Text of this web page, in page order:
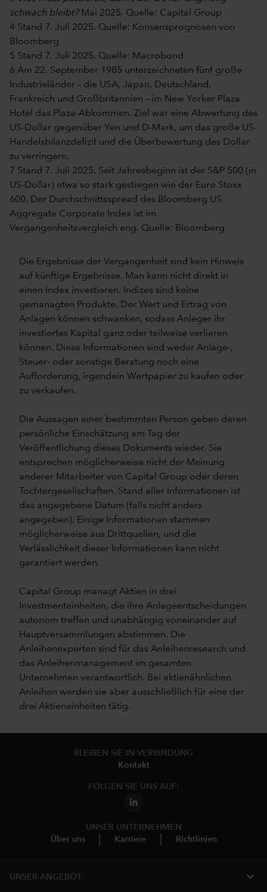
schwach bleibt?Mai 2025. Quelle: Capital Group
4 Stand 7. Juli 2025. Quelle: Konsensprognosen von
Bloomberg
5 Stand 7. Juli 2025. Quelle: Macrobond
6 Am 22. September 1985 unterzeichneten fünf große
Industrieländer – die USA, Japan, Deutschland,
Frankreich und Großbritannien – im New Yorker Plaza
Hotel das Plaza-Abkommen. Ziel war eine Abwertung des
US-Dollar gegenüber Yen und D-Mark, um das große US-
Handelsbilanzdefizit und die Überbewertung des Dollar
zu verringern.
7 Stand 7. Juli 2025. Seit Jahresbeginn ist der S&P 500 (in
US-Dollar) etwa so stark gestiegen wie der Euro Stoxx
600. Der Durchschnittsspread des Bloomberg US
Aggregate Corporate Index ist im
Vergangenheitsvergleich eng. Quelle: Bloomberg
Die Ergebnisse der Vergangenheit sind kein Hinweis
auf künftige Ergebnisse. Man kann nicht direkt in
einen Index investieren. Indizes sind keine
gemanagten Produkte. Der Wert und Ertrag von
Anlagen können schwanken, sodass Anleger ihr
investiertes Kapital ganz oder teilweise verlieren
können. Diese Informationen sind weder Anlage-,
Steuer- oder sonstige Beratung noch eine
Aufforderung, irgendein Wertpapier zu kaufen oder
zu verkaufen.
Die Aussagen einer bestimmten Person geben deren
persönliche Einschätzung am Tag der
Veröffentlichung dieses Dokuments wieder. Sie
entsprechen möglicherweise nicht der Meinung
anderer Mitarbeiter von Capital Group oder deren
Tochtergesellschaften. Stand aller Informationen ist
das angegebene Datum (falls nicht anders
angegeben). Einige Informationen stammen
möglicherweise aus Drittquellen, und die
Verlässlichkeit dieser Informationen kann nicht
garantiert werden.
Capital Group managt Aktien in drei
Investmenteinheiten, die ihre Anlageentscheidungen
autonom treffen und unabhängig voneinander auf
Hauptversammlungen abstimmen. Die
Anleihenexperten sind für das Anleihenresearch und
das Anleihenmanagement im gesamten
Unternehmen verantwortlich. Bei aktienähnlichen
Anleihen werden sie aber ausschließlich für eine der
drei Aktieneinheiten tätig.
BLEIBEN SIE IN VERBINDUNG
Kontakt
FOLGEN SIE UNS AUF:
UNSER UNTERNEHMEN
Über uns
Karriere Richtlinien
UNSER ANGEBOT expand_more